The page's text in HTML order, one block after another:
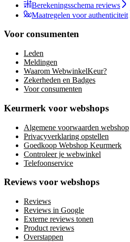
Berekeningsschema reviews
Maatregelen voor authenticiteit
Voor consumenten
Leden
Meldingen
Waarom WebwinkelKeur?
Zekerheden en Badges
Voor consumenten
Keurmerk voor webshops
Algemene voorwaarden webshop
Privacyverklaring opstellen
Goedkoop Webshop Keurmerk
Controleer je webwinkel
Telefoonservice
Reviews voor webshops
Reviews
Reviews in Google
Externe reviews tonen
Product reviews
Overstappen